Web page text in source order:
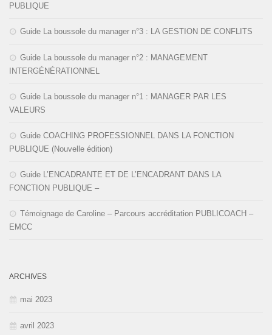
PUBLIQUE
Guide La boussole du manager n°3 : LA GESTION DE CONFLITS
Guide La boussole du manager n°2 : MANAGEMENT
INTERGÉNÉRATIONNEL
Guide La boussole du manager n°1 : MANAGER PAR LES
VALEURS
Guide COACHING PROFESSIONNEL DANS LA FONCTION
PUBLIQUE (Nouvelle édition)
Guide L’ENCADRANTE ET DE L’ENCADRANT DANS LA
FONCTION PUBLIQUE –
Témoignage de Caroline – Parcours accréditation PUBLICOACH –
EMCC
ARCHIVES
mai 2023
avril 2023